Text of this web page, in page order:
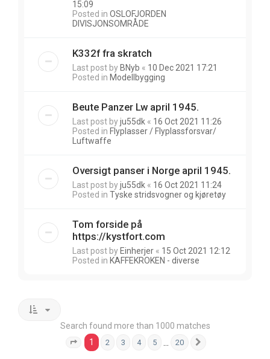
15:09
Posted in OSLOFJORDEN
DIVISJONSOMRÅDE
K332f fra skratch
Last post by BNyb « 10 Dec 2021 17:21
Posted in Modellbygging
Beute Panzer Lw april 1945.
Last post byju55dk « 16 Oct 2021 11:26
Posted in Flyplasser / Flyplassforsvar/
Luftwaffe
Oversigt panser i Norge april 1945.
Last post byju55dk « 16 Oct 2021 11:24
Posted in Tyske stridsvogner og kjøretøy
Tom forside på
https://kystfort.com
Last post by Einherjer « 15 Oct 2021 12:12
Posted in KAFFEKROKEN - diverse
Search found more than 1000 matches
Page 1 of 20
1 2 3 4 5 20